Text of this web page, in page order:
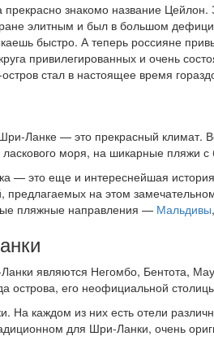
прекрасно знакомо название
элитным и был в большом
быстро. А теперь россияне
привилегированных и очень
стал в настоящее время
Ланке — это прекрасный климат.
моря, на шикарные пляжи с
— это еще и интереснейшая история
предлагаемых на этом
пляжные направления — Мальдивы
являются Негомбо, Бентота,
острова, его неофициальной
На каждом из них есть отели
для Шри-Ланки, очень